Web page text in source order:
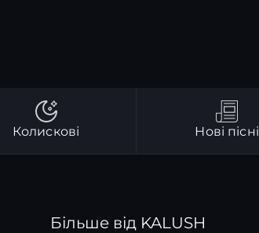
Колискові Нові пісні
Більше від KALUSH